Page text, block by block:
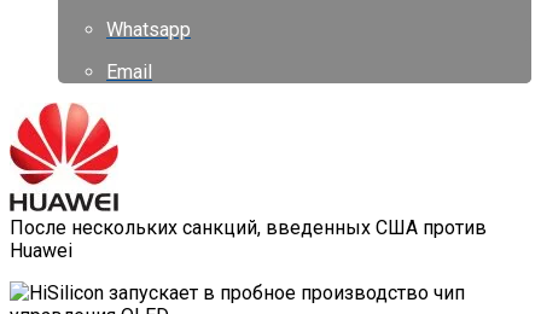
Whatsapp
Email
После нескольких санкций, введенных США против
Huawei